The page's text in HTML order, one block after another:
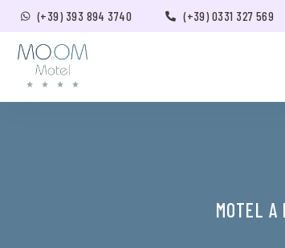
(+39) 393 894 3740 (+39) 0331 327 569
MOTEL A